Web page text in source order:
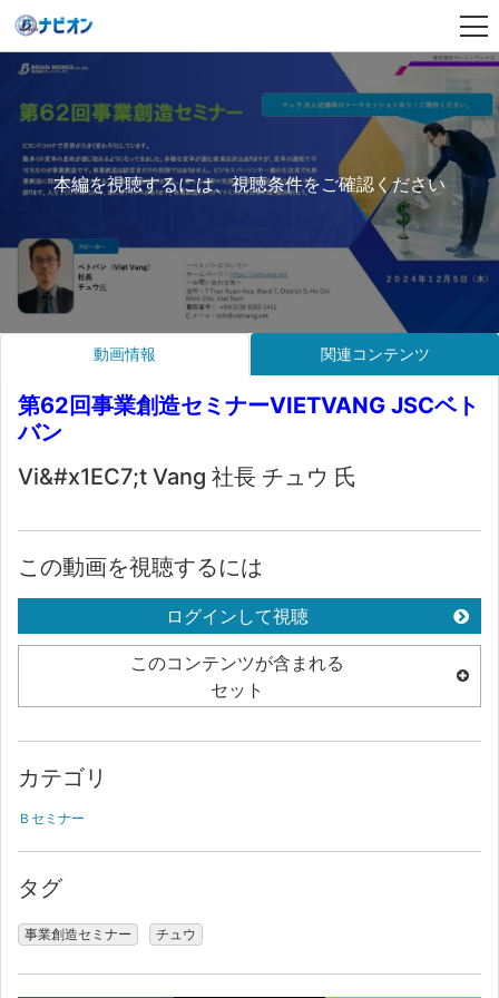
本編を視聴するには、視聴条件をご確認ください
動画情報 関連コンテンツ
第62回事業創造セミナーVIETVANG JSCベト
バン
Vi&#x1EC7;t Vang 社長 チュウ 氏
この動画を視聴するには
ログインして視聴
このコンテンツが含まれる
セット
カテゴリ
Ｂセミナー
タグ
事業創造セミナー チュウ